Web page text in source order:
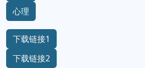
心理
下载链接1
下载链接2